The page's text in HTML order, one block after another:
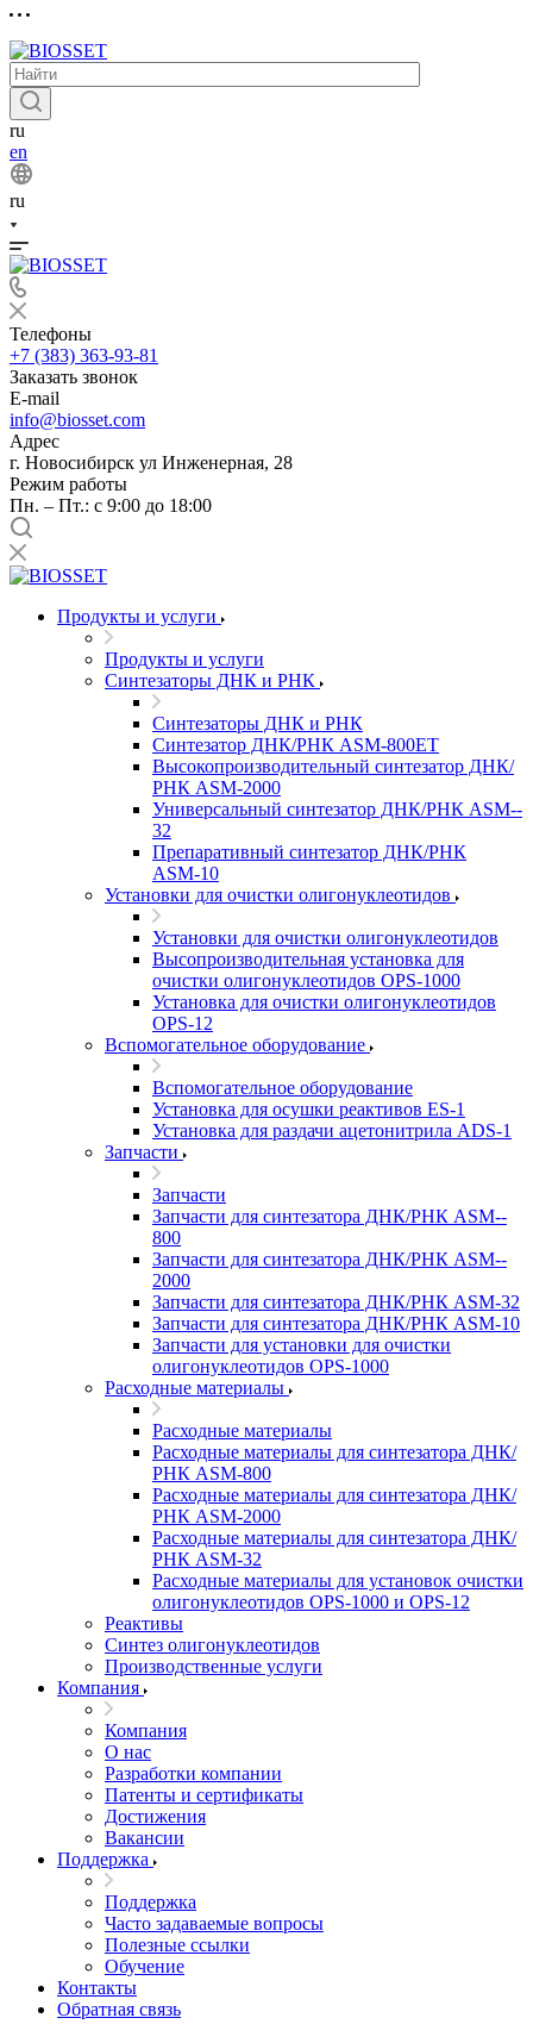
ru
en
ru
Телефоны
+7 (383) 363-93-81
Заказать звонок
E-mail
info@biosset.com
Адрес
г. Новосибирск ул Инженерная, 28
Режим работы
Пн. – Пт.: с 9:00 до 18:00
Продукты и услуги
Продукты и услуги
Синтезаторы ДНК и РНК
Синтезаторы ДНК и РНК
Синтезатор ДНК/РНК ASM-­800ET
Высокопроизводительный синтезатор ДНК/
РНК ASM-­2000
Универсальный синтезатор ДНК/РНК ASM-­
32
Препаративный синтезатор ДНК/РНК
ASM-­10
Установки для очистки олигонуклеотидов
Установки для очистки олигонуклеотидов
Высопроизводительная установка для
очистки олигонуклеотидов OPS-­1000
Установка для очистки олигонуклеотидов
OPS-­12
Вспомогательное оборудование
Вспомогательное оборудование
Установка для осушки реактивов ES-­1
Установка для раздачи ацетонитрила ADS-1
Запчасти
Запчасти
Запчасти для синтезатора ДНК/РНК ASM-­
800
Запчасти для синтезатора ДНК/РНК ASM-­
2000
Запчасти для синтезатора ДНК/РНК ASM-32
Запчасти для синтезатора ДНК/РНК ASM-­10
Запчасти для установки для очистки
олигонуклеотидов OPS-­1000
Расходные материалы
Расходные материалы
Расходные материалы для синтезатора ДНК/
РНК ASM-­800
Расходные материалы для синтезатора ДНК/
РНК ASM-­2000
Расходные материалы для синтезатора ДНК/
РНК ASM-­32
Расходные материалы для установок очистки
олигонуклеотидов OPS-­­1000 и OPS-­12
Реактивы
Синтез олигонуклеотидов
Производственные услуги
Компания
Компания
О нас
Разработки компании
Патенты и сертификаты
Достижения
Вакансии
Поддержка
Поддержка
Часто задаваемые вопросы
Полезные ссылки
Обучение
Контакты
Обратная связь